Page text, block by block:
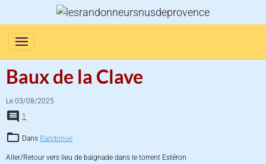
Baux de la Clave
Le 03/08/2025
1
Dans Randonue
Aller/Retour vers lieu de baignade dans le torrent Estéron